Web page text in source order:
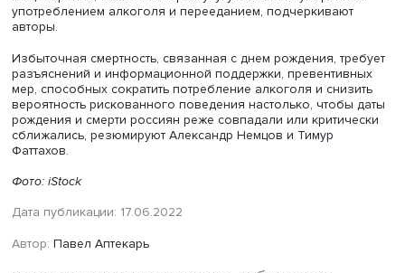
смертности от новообразований. Это, поясняют авторы,
отчасти может объясняться климатическими
новогодние праздники злоупотребление алкоголем
сочетается с морозами, являющимися дополнительной
причиной гибели людей.
Одновременно избыточная смертность, связанная с
рождения, существенно превышает цифры в даты
большинства официальных государственных
когда она колеблется от 500 до 800 человек.
Более чем двукратный рост суицидов и смертей от
«обычными» праздниками, за исключением Нового